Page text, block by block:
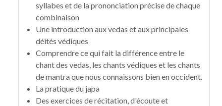
syllabes et de la prononciation précise de chaque
combinaison
Une introduction aux vedas et aux principales
déités védiques
Comprendre ce qui fait la différence entre le
chant des vedas, les chants védiques et les chants
de mantra que nous connaissons bien en occident.
La pratique du japa
Des exercices de récitation, d'écoute et